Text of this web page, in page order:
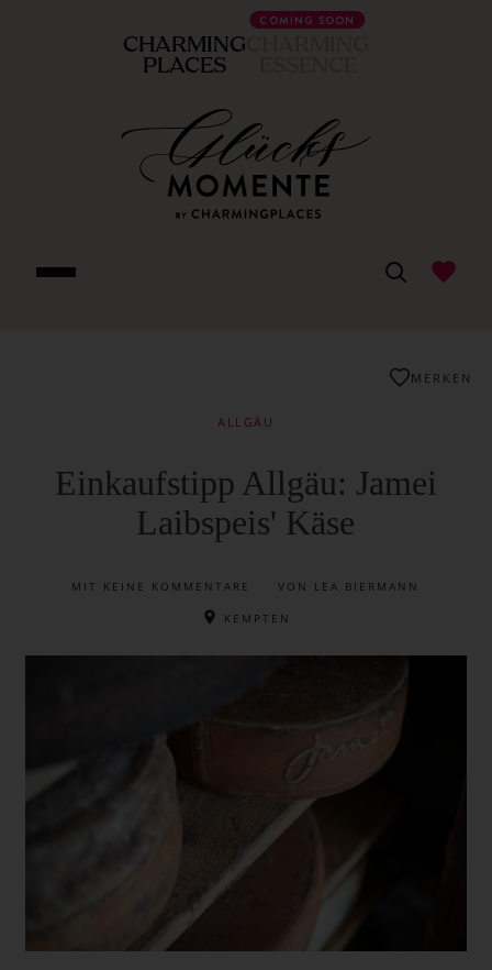
CHARMING
PLACES
COMING SOON
ALLGÄU
Einkaufstipp Allgäu: Jamei
Laibspeis' Käse
MIT KEINE KOMMENTARE VON LEA BIERMANN
KEMPTEN
MERKEN